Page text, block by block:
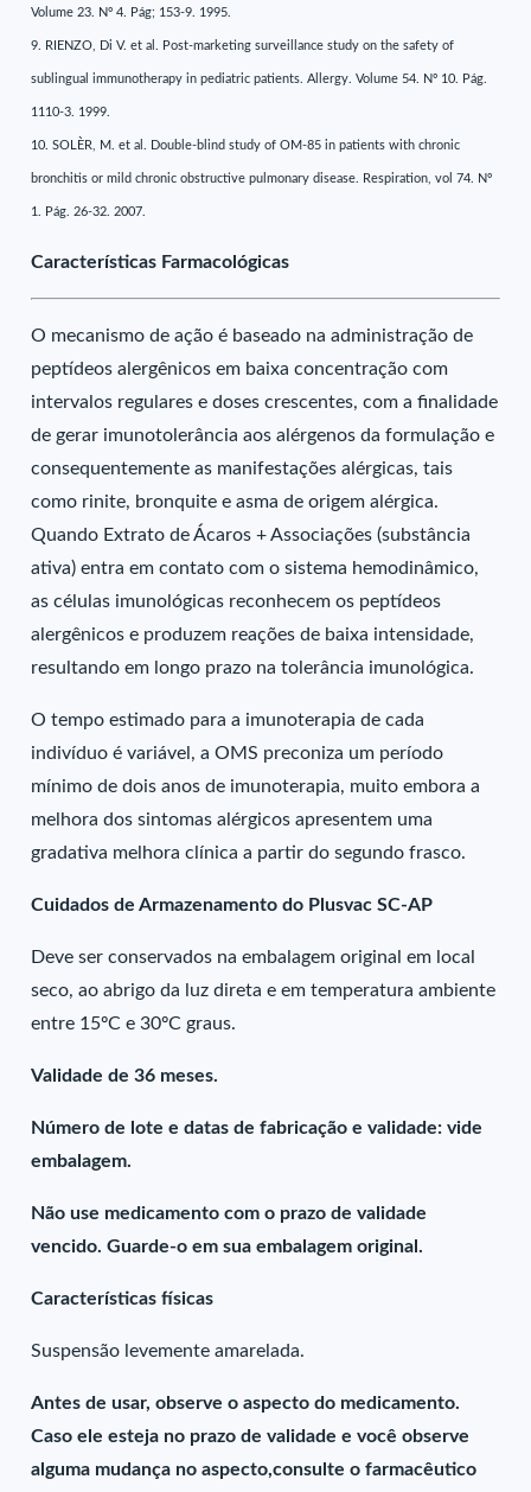
Volume 23. Nº 4. Pág; 153-9. 1995.
9. RIENZO, Di V. et al. Post-marketing surveillance study on the safety of
sublingual immunotherapy in pediatric patients. Allergy. Volume 54. Nº 10. Pág.
1110-3. 1999.
10. SOLÈR, M. et al. Double-blind study of OM-85 in patients with chronic
bronchitis or mild chronic obstructive pulmonary disease. Respiration, vol 74. Nº
1. Pág. 26-32. 2007.
Características Farmacológicas
O mecanismo de ação é baseado na administração de
peptídeos alergênicos em baixa concentração com
intervalos regulares e doses crescentes, com a finalidade
de gerar imunotolerância aos alérgenos da formulação e
consequentemente as manifestações alérgicas, tais
como rinite, bronquite e asma de origem alérgica.
Quando Extrato de Ácaros + Associações (substância
ativa) entra em contato com o sistema hemodinâmico,
as células imunológicas reconhecem os peptídeos
alergênicos e produzem reações de baixa intensidade,
resultando em longo prazo na tolerância imunológica.
O tempo estimado para a imunoterapia de cada
indivíduo é variável, a OMS preconiza um período
mínimo de dois anos de imunoterapia, muito embora a
melhora dos sintomas alérgicos apresentem uma
gradativa melhora clínica a partir do segundo frasco.
Cuidados de Armazenamento do Plusvac SC-AP
Deve ser conservados na embalagem original em local
seco, ao abrigo da luz direta e em temperatura ambiente
entre 15ºC e 30ºC graus.
Validade de 36 meses.
Número de lote e datas de fabricação e validade: vide
embalagem.
Não use medicamento com o prazo de validade
vencido. Guarde-o em sua embalagem original.
Características físicas
Suspensão levemente amarelada.
Antes de usar, observe o aspecto do medicamento.
Caso ele esteja no prazo de validade e você observe
alguma mudança no aspecto,consulte o farmacêutico